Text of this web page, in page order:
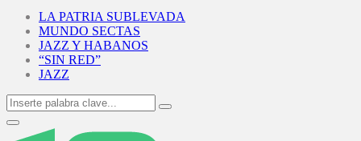
LA PATRIA SUBLEVADA
MUNDO SECTAS
JAZZ Y HABANOS
“SIN RED”
JAZZ
Search
for:
Search
Primary